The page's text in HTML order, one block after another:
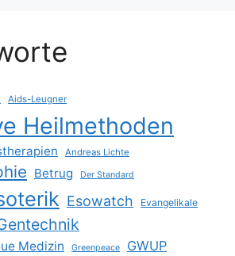
Aids-Leugner
Heilmethoden
Andreas Lichte
Betrug Der Standard
Esowatch Evangelikale
Medizin Greenpeace GWUP